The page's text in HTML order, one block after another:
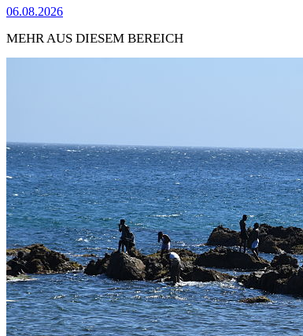
06.08.2026
MEHR AUS DIESEM BEREICH